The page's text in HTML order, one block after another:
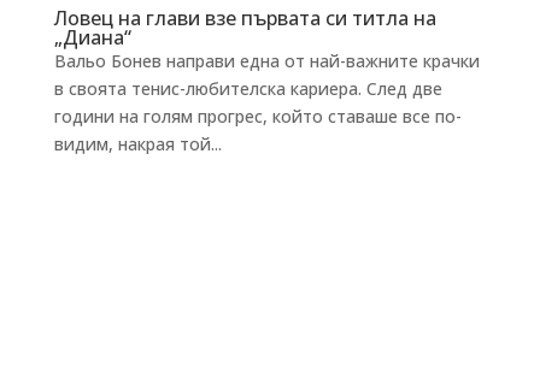
Ловец на глави взе първата си титла на
„Диана“
Вальо Бонев направи една от най-важните крачки
в своята тенис-любителска кариера. След две
години на голям прогрес, който ставаше все по-
видим, накрая той...